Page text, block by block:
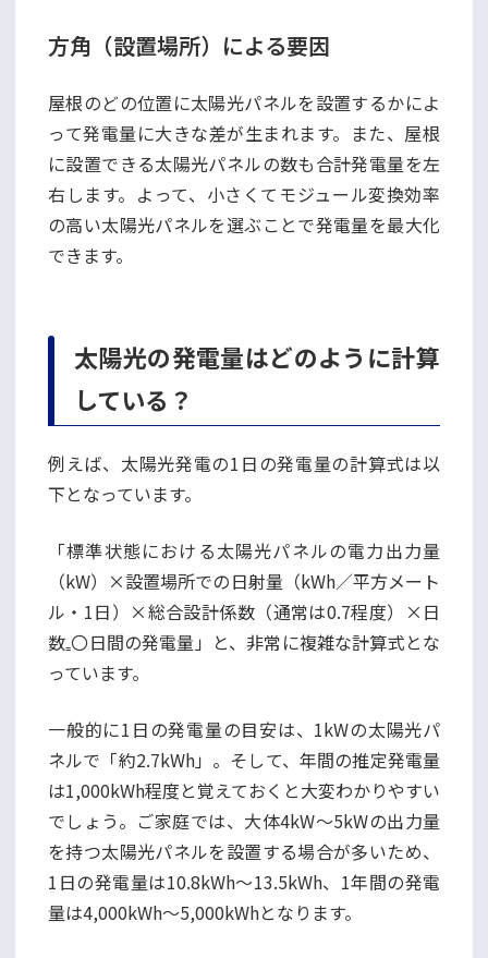
方角（設置場所）による要因
屋根のどの位置に太陽光パネルを設置するかによ
って発電量に大きな差が生まれます。また、屋根
に設置できる太陽光パネルの数も合計発電量を左
右します。よって、小さくてモジュール変換効率
の高い太陽光パネルを選ぶことで発電量を最大化
できます。
太陽光の発電量はどのように計算
している？
例えば、太陽光発電の1日の発電量の計算式は以
下となっています。
「標準状態における太陽光パネルの電力出力量
（kW）×設置場所での日射量（kWh／平方メート
ル・1日）×総合設計係数（通常は0.7程度）×日
数₌〇日間の発電量」と、非常に複雑な計算式とな
っています。
一般的に1日の発電量の目安は、1kWの太陽光パ
ネルで「約2.7kWh」。そして、年間の推定発電量
は1,000kWh程度と覚えておくと大変わかりやすい
でしょう。ご家庭では、大体4kW～5kWの出力量
を持つ太陽光パネルを設置する場合が多いため、
1日の発電量は10.8kWh～13.5kWh、1年間の発電
量は4,000kWh～5,000kWhとなります。